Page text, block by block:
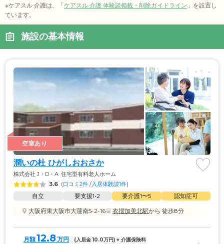
※ケアスル 介護は、「ケアスル 介護 体験談掲載・削除ガイドライン 」を設置し
ています。
施設の基本情報
空室あり
潤いの杜 ひがしおおさか
株式会社 J・D・A 住宅型有料老人ホーム
3.6 (口コミ2件 /入居体験談1件)
自立 要支援1•2 要介護1〜5
認知症可
大阪府東大阪市大蓮南5-2-16
衣摺加美北駅から 徒歩8分
月額12.8 万円 (入居金 10.0万円) + 介護保険料